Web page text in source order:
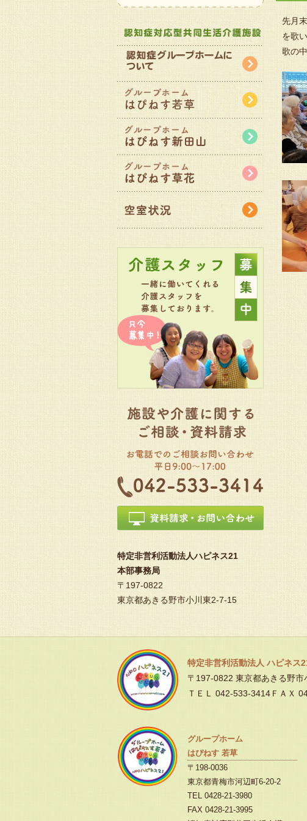
特定非営利活動法人ハピネス21
本部事務局
〒197-0822
東京都あきる野市小川東2-7-15
先月
を歌
歌の
特定非営利活動法人 ハピネ
〒197-0822 東京都あきる野
ＴＥＬ 042-533-3414ＦＡＸ
グループホーム
はぴねす 若草
〒198-0036
東京都青梅市河辺町6-20-2
TEL 0428-21-3980
FAX 0428-21-3995